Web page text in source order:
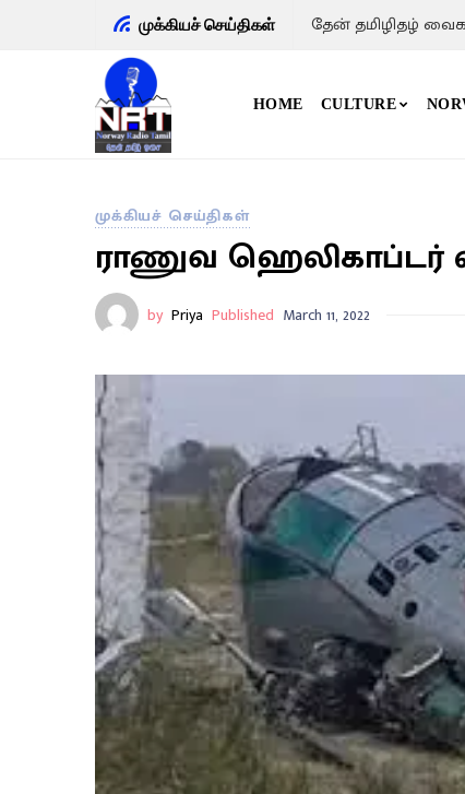
முக்கியச் செய்திகள் தேன் தமிழிதழ்
HOME CULTURE
முக்கியச் செய்திகள்
ராணுவ ஹெலிகாப்டர்
by Priya Published March 11, 2022